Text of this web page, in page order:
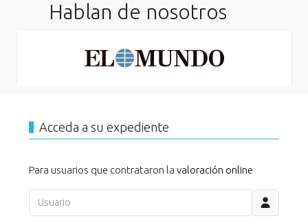
Hablan de nosotros
Acceda a su expediente
Para usuarios que contrataron la valoración online
Usuario